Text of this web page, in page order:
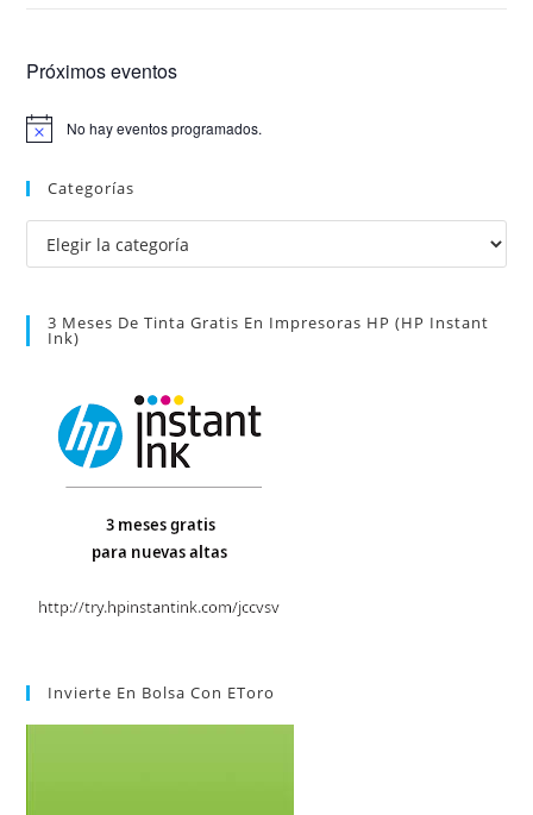
Próximos eventos
A
s
No hay eventos programados.
Categorías
Categorías
3 Meses De Tinta Gratis En Impresoras HP (HP Instant
Ink)
Invierte En Bolsa Con EToro